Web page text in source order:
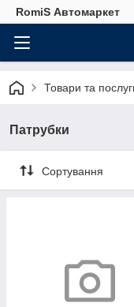
RomiS Автомаркет
Товари та
Патрубки
Сортування